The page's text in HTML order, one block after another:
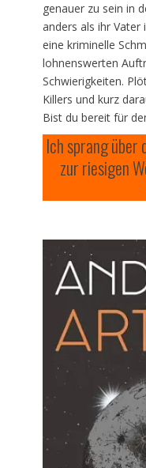
genauer zu sein in
anders als ihr Vater
eine kriminelle
lohnenswerten
Schwierigkeiten.
Killers und kurz
Bist du bereit für
Ich sprang über
zur riesigen